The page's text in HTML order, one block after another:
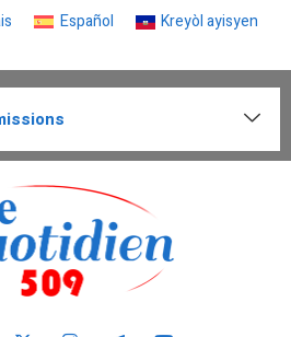
Español Kreyòl ayisyen